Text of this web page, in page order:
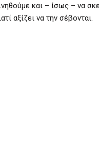
και – ίσως – να
αξίζει να την σέβονται.